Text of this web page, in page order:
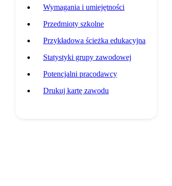
Wymagania i umiejętności
Przedmioty szkolne
Przykładowa ścieżka edukacyjna
Statystyki grupy zawodowej
Potencjalni pracodawcy
Drukuj kartę zawodu